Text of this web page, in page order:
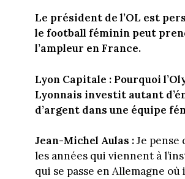
Le président de l’OL est
le football féminin peut
l’ampleur en France.
Lyon Capitale : Pourquoi
Lyonnais investit autant
d’argent dans une équipe
Jean-Michel Aulas :Je pense
les années qui viennent à
qui se passe en Allemagne où